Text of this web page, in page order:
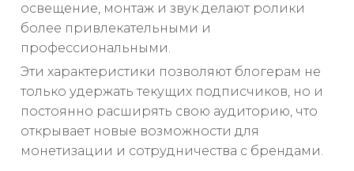
освещение, монтаж и звук делают ролики
более привлекательными и
профессиональными.
Эти характеристики позволяют блогерам не
только удержать текущих подписчиков, но и
постоянно расширять свою аудиторию, что
открывает новые возможности для
монетизации и сотрудничества с брендами.